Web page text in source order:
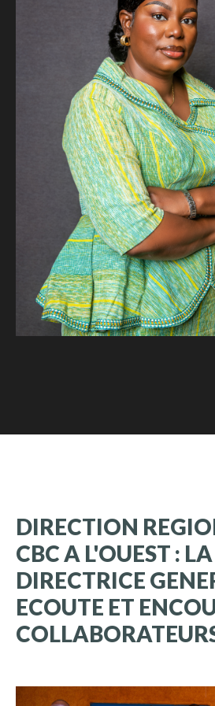
DIRECTION
CBCA L'OUEST : LA
DIRECTRICE
ECOUTE ET